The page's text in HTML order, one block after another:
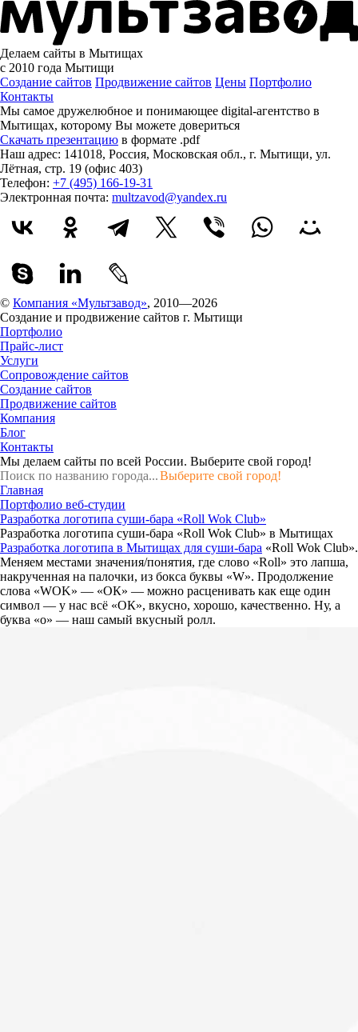
Делаем сайты в Мытищах
с 2010 года Мытищи
Создание сайтов Продвижение сайтов Цены Портфолио
Контакты
Мы самое дружелюбное и понимающее digital-агентство в
Мытищах, которому Вы можете довериться
Скачать презентацию в формате .pdf
Наш адрес: 141018, Россия, Московская обл., г. Мытищи, ул.
Лётная, стр. 19 (офис 403)
Телефон: +7 (495) 166-19-31
Электронная почта: multzavod@yandex.ru
© Компания «Мультзавод», 2010—2026
Создание и продвижение сайтов г. Мытищи
Портфолио
Прайс-лист
Услуги
Сопровождение сайтов
Создание сайтов
Продвижение сайтов
Компания
Блог
Контакты
Мы делаем сайты по всей России. Выберите свой город!
Выберите свой город!
Главная
Портфолио веб-студии
Разработка логотипа суши-бара «Roll Wok Club»
Разработка логотипа суши-бара «Roll Wok Club» в Мытищах
Разработка логотипа в Мытищах для суши-бара «Roll Wok Club».
Меняем местами значения/понятия, где слово «Roll» это лапша,
накрученная на палочки, из бокса буквы «W». Продолжение
слова «WOK» — «ОК» — можно расценивать как еще один
символ — у нас всё «ОК», вкусно, хорошо, качественно. Ну, а
буква «o» — наш самый вкусный ролл.